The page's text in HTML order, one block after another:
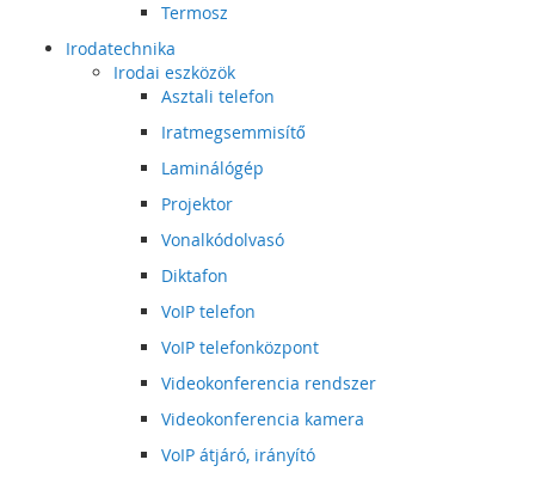
Termosz
Irodatechnika
Irodai eszközök
Asztali telefon
Iratmegsemmisítő
Laminálógép
Projektor
Vonalkódolvasó
Diktafon
VoIP telefon
VoIP telefonközpont
Videokonferencia rendszer
Videokonferencia kamera
VoIP átjáró, irányító